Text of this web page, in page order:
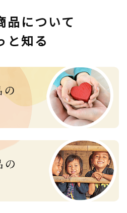
品について
と知る